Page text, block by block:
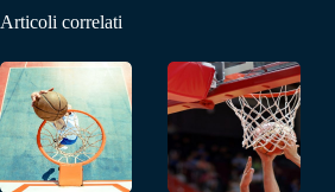
Articoli correlati